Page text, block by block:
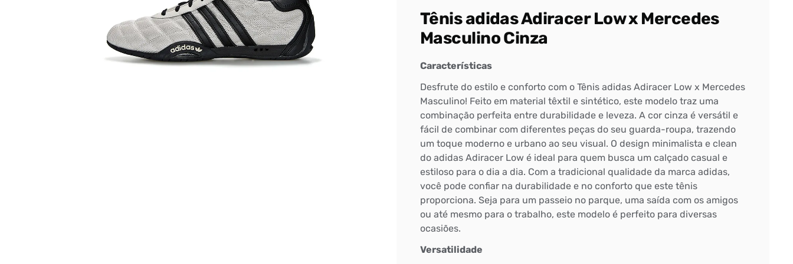
Tênis adidas Adiracer Low x Mercedes
Masculino Cinza
Características
Desfrute do estilo e conforto com o Tênis adidas Adiracer Low x Mercedes
Masculino! Feito em material têxtil e sintético, este modelo traz uma
combinação perfeita entre durabilidade e leveza. A cor cinza é versátil e
fácil de combinar com diferentes peças do seu guarda-roupa, trazendo
um toque moderno e urbano ao seu visual. O design minimalista e clean
do adidas Adiracer Low é ideal para quem busca um calçado casual e
estiloso para o dia a dia. Com a tradicional qualidade da marca adidas,
você pode confiar na durabilidade e no conforto que este tênis
proporciona. Seja para um passeio no parque, uma saída com os amigos
ou até mesmo para o trabalho, este modelo é perfeito para diversas
ocasiões.
Versatilidade